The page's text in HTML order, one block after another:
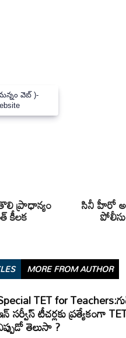
ప్రాధాన్యం
కీలక
సినీ హీరో
MORE FROM AUTHOR
TET for
సర్వీస్ టీచర్లకు ప్రత్యేకంగా
తెలుసా ?
వెబ్ )-